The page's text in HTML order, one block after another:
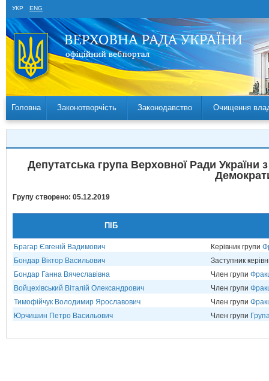
УКР ENG
Головна Законотворчість Законодавство Очищення
Депутатська група Верховної Ради
Групу створено: 05.12.2019
ПІБ
Брагар Євгеній Вадимович Керівник групи
Бондар Віктор Васильович
Заступник
Бондар Ганна Вячеславівна
Член групи
Войцехівський Віталій Олександрович
Член групи
Тимофійчук Володимир Ярославович
Член групи
Юрчишин Петро Васильович
Член групи